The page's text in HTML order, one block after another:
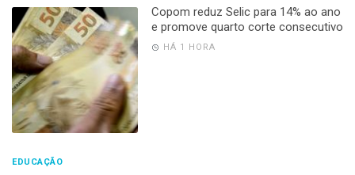
Copom reduz Selic para 14% ao ano
e promove quarto corte consecutivo
HÁ 1 HORA
EDUCAÇÃO